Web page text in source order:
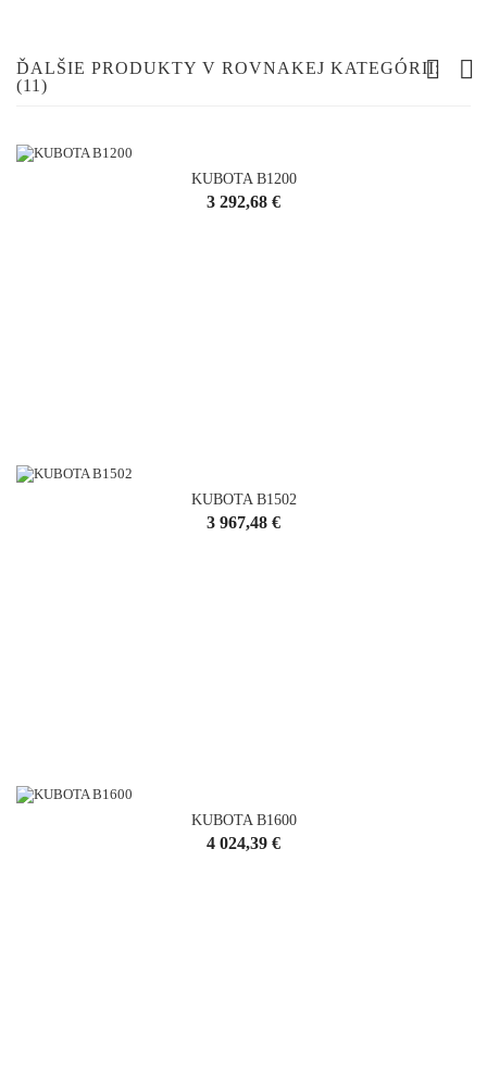
ĎALŠIE PRODUKTY V ROVNAKEJ KATEGÓRII:
(11)
KUBOTA B1200
Cena
3 292,68 €
KUBOTA B1502
Cena
3 967,48 €
KUBOTA B1600
Cena
4 024,39 €